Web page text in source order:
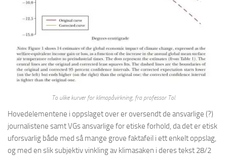
To ulike kurver for klimapåvirkning, fra professor Tol.
Hovedelementene i oppslaget over er oversendt de ansvarlige (?)
journalistene samt VGs ansvarlige for etiske forhold, da det er etisk
uforsvarlig både med så mange grove faktafeil i ett enkelt oppslag,
og med en slik subjektiv vinkling av klimasaken i deres tekst 28/2